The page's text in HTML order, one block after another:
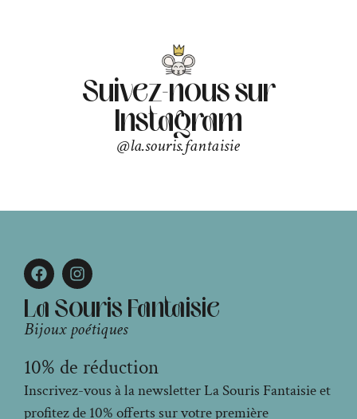
Suivez-nous sur
Instagram
@la.souris.fantaisie
La Souris Fantaisie
Bijoux poétiques
10% de réduction
Inscrivez-vous à la newsletter La Souris Fantaisie et
profitez de 10% offerts sur votre première